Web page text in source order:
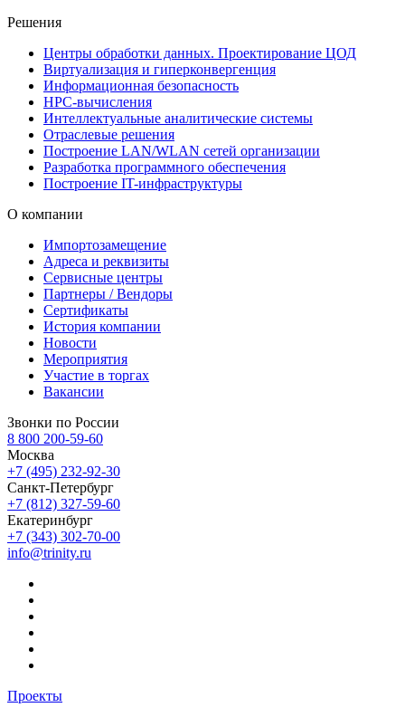
Решения
Центры обработки данных. Проектирование ЦОД
Виртуализация и гиперконвергенция
Информационная безопасность
HPC-вычисления
Интеллектуальные аналитические системы
Отраслевые решения
Построение LAN/WLAN сетей организации
Разработка программного обеспечения
Построение IT-инфраструктуры
О компании
Импортозамещение
Адреса и реквизиты
Сервисные центры
Партнеры / Вендоры
Сертификаты
История компании
Новости
Мероприятия
Участие в торгах
Вакансии
Звонки по России
8 800 200-59-60
Москва
+7 (495) 232-92-30
Санкт-Петербург
+7 (812) 327-59-60
Екатеринбург
+7 (343) 302-70-00
info@trinity.ru
Проекты